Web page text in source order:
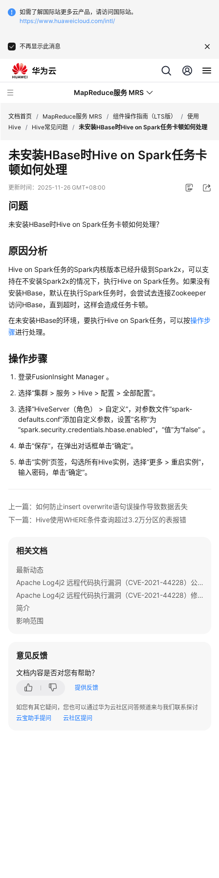
如需了解国际站更多云产品，请访问国际站。
https://www.huaweicloud.com/intl/
不再显示此消息
MapReduce服务 MRS
新
动
服
务
公
产
品
介
绍
费
说
速
入
门
用
户
指
组
作
指
版）
使
用
ClickHouse
使
用
Doris
使
用
文档首页 / MapReduce服务 MRS / 组件操作指南（LTS版） / 使用
Hive / Hive常见问题 / 未安装HBase时Hive on Spark任务卡顿如何处理
未安装HBase时Hive on Spark任务卡
顿如何处理
更新时间： 2025-11-26 GMT+08:00
问题
未安装HBase时Hive on Spark任务卡顿如何处理？
原因分析
Hive on Spark任务的Spark内核版本已经升级到Spark2x，可以支
持在不安装Spark2x的情况下，执行Hive on Spark任务。如果没有
安装HBase，默认在执行Spark任务时，会尝试去连接Zookeeper
访问HBase，直到超时，这样会造成任务卡顿。
在未安装HBase的环境，要执行Hive on Spark任务，可以按操作步
骤进行处理。
操作步骤
登录FusionInsight Manager 。
选择“集群 > 服务 > Hive > 配置 > 全部配置”。
选择“HiveServer（角色） > 自定义”，对参数文件“spark-
defaults.conf”添加自定义参数，设置“名称”为
“spark.security.credentials.hbase.enabled”，“值”为“false” 。
单击“保存”，在弹出对话框单击“确定”。
单击“实例”页签，勾选所有Hive实例，选择“更多 > 重启实例”，
输入密码，单击“确定”。
上一篇：如何防止insert overwrite语句误操作导致数据丢失
下一篇：Hive使用WHERE条件查询超过3.2万分区的表报错
相关文档
最新动态
Apache Log4j2 远程代码执行漏洞（CVE-2021-44228）公告
Apache Log4j2 远程代码执行漏洞（CVE-2021-44228）修复指导
简介
影响范围
意见反馈
文档内容是否对您有帮助？
提供反馈
如您有其它疑问，您也可以通过华为云社区问答频道来与我们联系探讨
云宝助手提问
云社区提问